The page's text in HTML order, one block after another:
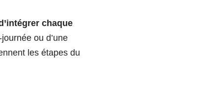
chaque
ou d’une
les étapes du